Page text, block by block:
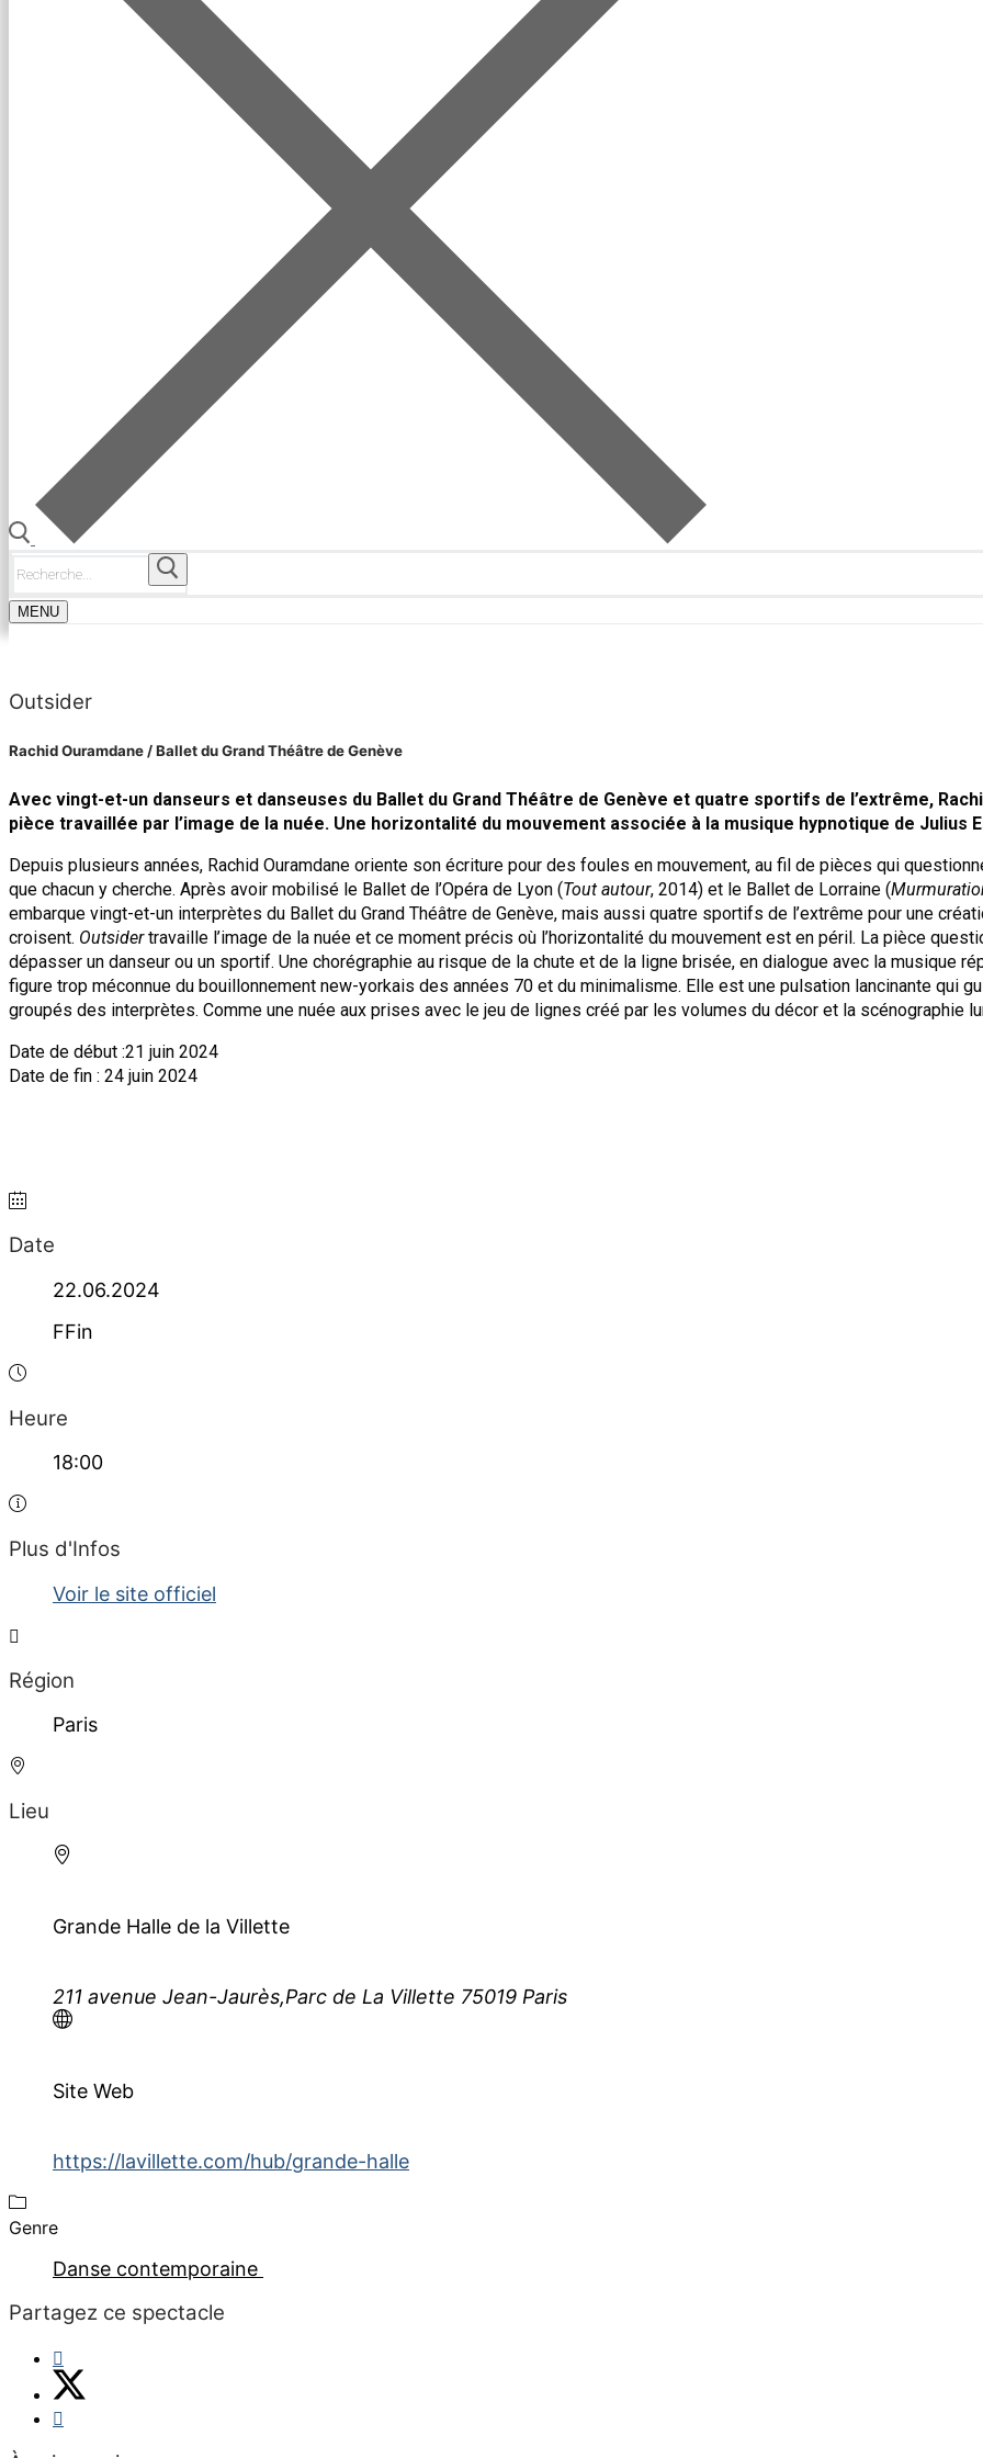
Rechercher
MENU
Outsider
Rachid Ouramdane / Ballet du Grand Théâtre de Genève
Avec vingt-et-un danseurs et danseuses du Ballet du Grand Théâtre de Genève et quatre sportifs de l’extrême,
pièce travaillée par l’image de la nuée. Une horizontalité du mouvement associée à la musique hypnotique de Julius
Depuis plusieurs années, Rachid Ouramdane oriente son écriture pour des foules en mouvement, au fil de pièces qui
que chacun y cherche. Après avoir mobilisé le Ballet de l’Opéra de Lyon (Tout autour, 2014) et le Ballet de Lorraine (
embarque vingt-et-un interprètes du Ballet du Grand Théâtre de Genève, mais aussi quatre sportifs de l’extrême pour une
croisent. Outsidertravaille l’image de la nuée et ce moment précis où l’horizontalité du mouvement est en péril. La pièce
dépasser un danseur ou un sportif. Une chorégraphie au risque de la chute et de la ligne brisée, en dialogue avec la musique
figure trop méconnue du bouillonnement new-yorkais des années 70 et du minimalisme. Elle est une pulsation lancinante qui
groupés des interprètes. Comme une nuée aux prises avec le jeu de lignes créé par les volumes du décor et la scénographie
Date de début :21 juin 2024
Date de fin : 24 juin 2024
Date
22.06.2024
FFin
Heure
18:00
Plus d'Infos
Voir le site officiel
Région
Paris
Lieu
Grande Halle de la Villette
211 avenue Jean-Jaurès,Parc de La Villette 75019 Paris
Site Web
https://lavillette.com/hub/grande-halle
Genre
Danse contemporaine
Partagez ce spectacle